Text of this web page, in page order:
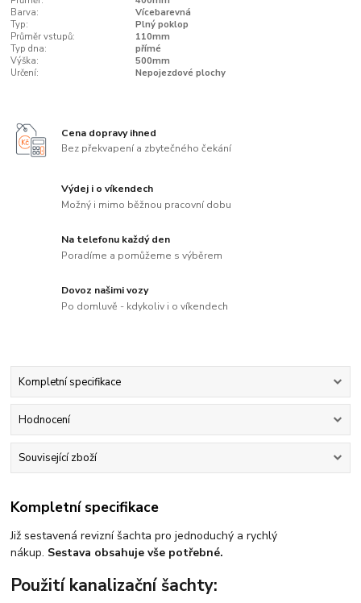
Barva:
Vícebarevná
Typ:
Plný poklop
Průměr vstupů:
110mm
Typ dna:
přímé
Výška:
500mm
Určení:
Nepojezdové plochy
Cena dopravy ihned
Bez překvapení a zbytečného čekání
Výdej i o víkendech
Možný i mimo běžnou pracovní dobu
Na telefonu každý den
Poradíme a pomůžeme s výběrem
Dovoz našimi vozy
Po domluvě - kdykoliv i o víkendech
Kompletní specifikace
Hodnocení
Související zboží
Kompletní specifikace
Již sestavená revizní šachta pro jednoduchý a rychlý
nákup. Sestava obsahuje vše potřebné.
Použití kanalizační šachty: